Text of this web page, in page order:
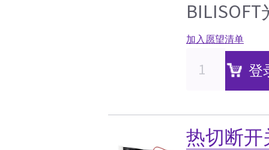
加入愿望清单
登
热切断开